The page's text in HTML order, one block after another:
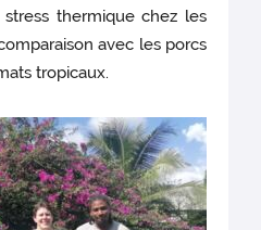
thermique chez les
avec les porcs
tropicaux.